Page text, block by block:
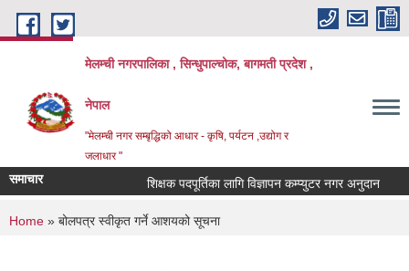
Skip to main content
मेलम्ची नगरपालिका , सिन्धुपाल्चोक, बागमती प्रदेश ,
नेपाल
"मेलम्ची नगर सम्बृद्धिको आधार - कृषि, पर्यटन ,उद्योग र
जलाधार "
समाचार शिक्षक पदपूर्तिका लागि विज्ञापन कम्प्युटर नगर अनुदान
You are here
Home » बोलपत्र स्वीकृत गर्ने आशयको सूचना